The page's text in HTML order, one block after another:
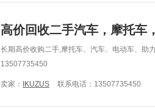
高价回收二手汽车，摩托车
长期高价收购二手,摩托车、汽车、电动车、助
13507735450
卖家： IKUZUS 联系电话：13507735450